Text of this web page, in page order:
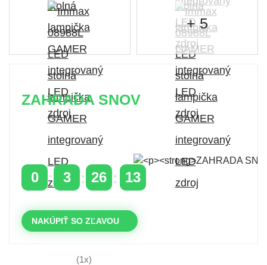
+ 5
ZAHRADA SNOV
0 3 26 12
NAKÚPIŤ SO ZĽAVOU
(1x)